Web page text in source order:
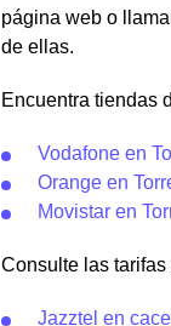
página web o
de ellas.
Encuentra tiendas
Vodafone en
Orange en
Movistar en
Consulte las tarifas
Jazztel en